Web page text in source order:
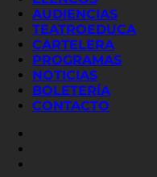
AUDIENCIAS
TEATROEDUCA
CARTELERA
PROGRAMAS
NOTICIAS
BOLETERÍA
CONTACTO